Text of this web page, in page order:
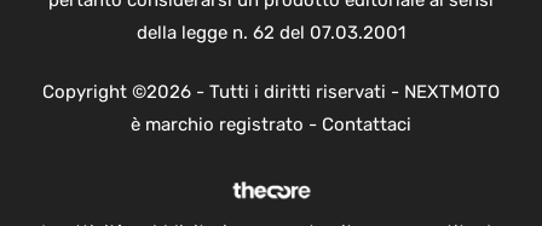
della legge n. 62 del 07.03.2001
Copyright ©2026 - Tutti i diritti riservati - NEXTMOTO
è marchio registrato - Contattaci